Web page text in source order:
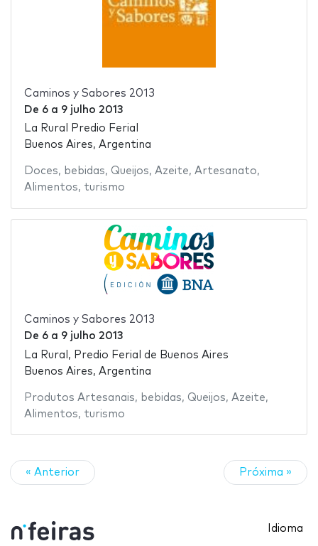
Caminos y Sabores 2013
De 6a 9 julho 2013
La Rural Predio Ferial
Buenos Aires, Argentina
Doces, bebidas, Queijos, Azeite, Artesanato,
Alimentos, turismo
Caminos y Sabores 2013
De 6a 9 julho 2013
La Rural, Predio Ferial de Buenos Aires
Buenos Aires, Argentina
Produtos Artesanais, bebidas, Queijos, Azeite,
Alimentos, turismo
« Anterior Próxima »
Idioma